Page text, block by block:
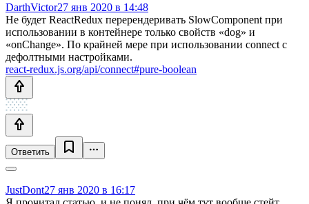
DarthVictor27 янв 2020 в 14:48
Не будет ReactRedux перерендеривать SlowComponent при
использовании в контейнере только свойств «dog» и
«onChange». По крайней мере при использовании connect с
дефолтными настройками.
react-redux.js.org/api/connect#pure-boolean
Ответить
JustDont27 янв 2020 в 16:17